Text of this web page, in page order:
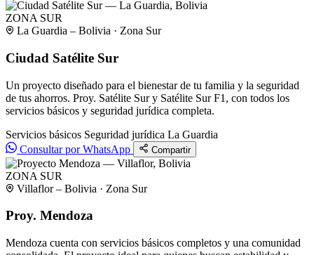
ZONA SUR
La Guardia – Bolivia · Zona Sur
Ciudad Satélite Sur
Un proyecto diseñado para el bienestar de tu familia y la seguridad
de tus ahorros. Proy. Satélite Sur y Satélite Sur F1, con todos los
servicios básicos y seguridad jurídica completa.
Servicios básicos Seguridad jurídica La Guardia
Consultar por WhatsApp
Compartir
ZONA SUR
Villaflor – Bolivia · Zona Sur
Proy. Mendoza
Mendoza cuenta con servicios básicos completos y una comunidad